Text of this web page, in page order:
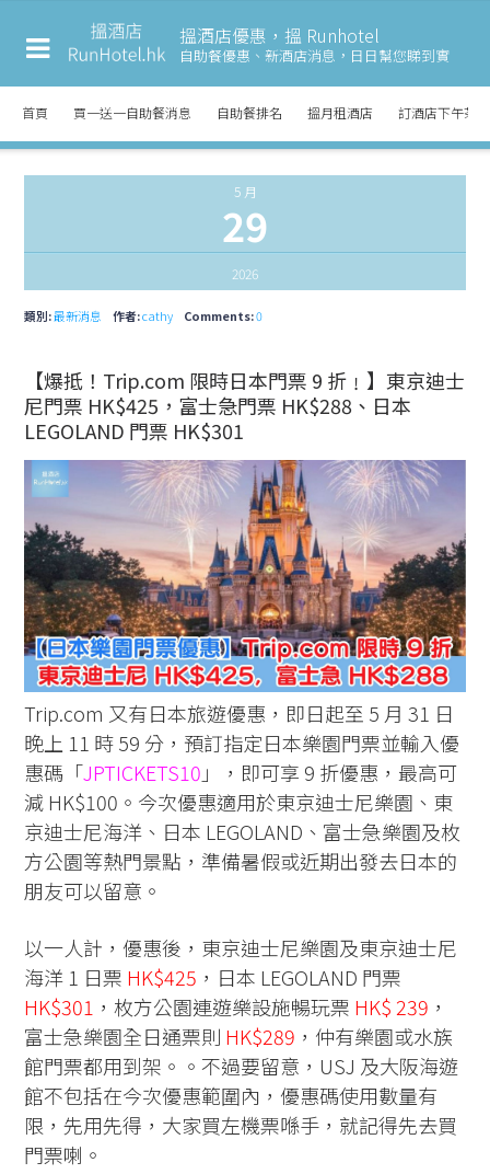
搵酒店優惠，搵 Runhotel
自助餐優惠、新酒店消息， 日日幫您睇到實
首頁 買一送一自助餐消息 自助餐排名 搵月租酒店 訂酒店下午茶
5 月
29
2026
類別:最新消息 作者:cathy Comments:0
【爆抵！Trip.com 限時日本門票 9 折﹗】東京迪士
尼門票 HK$425，富士急門票 HK$288、日本
LEGOLAND 門票 HK$301
Trip.com 又有日本旅遊優惠，即日起至 5 月 31 日
晚上 11 時 59 分，預訂指定日本樂園門票並輸入優
惠碼「JPTICKETS10 」，即可享 9 折優惠，最高可
減 HK$100。今次優惠適用於東京迪士尼樂園、東
京迪士尼海洋、日本 LEGOLAND、富士急樂園及枚
方公園等熱門景點，準備暑假或近期出發去日本的
朋友可以留意。
以一人計，優惠後，東京迪士尼樂園及東京迪士尼
海洋 1 日票 HK$425 ，日本 LEGOLAND 門票
HK$301 ，枚方公園連遊樂設施暢玩票 HK$ 239 ，
富士急樂園全日通票則 HK$289 ， 仲有樂園或水族
館門票都用到架。 。不過要留意，USJ 及大阪海遊
館不包括在今次優惠範圍內，優惠碼使用數量有
限，先用先得，大家買左機票喺手，就記得先去買
門票喇。